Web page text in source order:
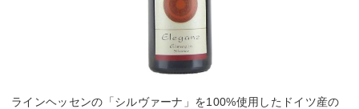
ラインヘッセンの「シルヴァーナ」を100%使用したドイツ産の